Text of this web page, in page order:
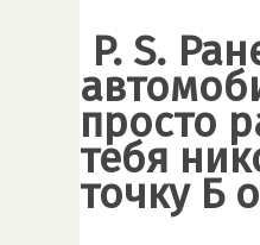
P. S.
просто
тебя
точку Б